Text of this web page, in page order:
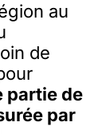
au
de
partie de
par